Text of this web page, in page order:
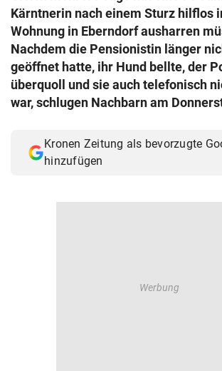
© Krone Multimedia GmbH & Co KG 2026
Muthgasse 2, 1190 Wien
Kärntnerin nach einem Sturz hilflos
Wohnung in Eberndorf ausharren
Nachdem die Pensionistin länger
geöffnet hatte, ihr Hund bellte, der
überquoll und sie auch telefonisch
war, schlugen Nachbarn am
Kronen Zeitung als bevorzugte
hinzufügen